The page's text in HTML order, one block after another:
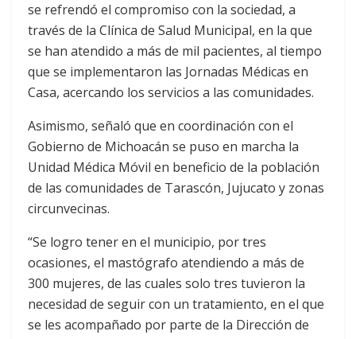
se refrendó el compromiso con la sociedad, a
través de la Clínica de Salud Municipal, en la que
se han atendido a más de mil pacientes, al tiempo
que se implementaron las Jornadas Médicas en
Casa, acercando los servicios a las comunidades.
Asimismo, señaló que en coordinación con el
Gobierno de Michoacán se puso en marcha la
Unidad Médica Móvil en beneficio de la población
de las comunidades de Tarascón, Jujucato y zonas
circunvecinas.
“Se logro tener en el municipio, por tres
ocasiones, el mastógrafo atendiendo a más de
300 mujeres, de las cuales solo tres tuvieron la
necesidad de seguir con un tratamiento, en el que
se les acompañado por parte de la Dirección de